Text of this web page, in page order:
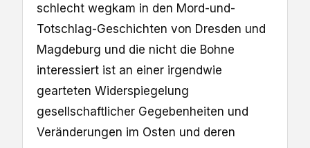
schlecht wegkam in den Mord-und-
Totschlag-Geschichten von Dresden und
Magdeburg und die nicht die Bohne
interessiert ist an einer irgendwie
gearteten Widerspiegelung
gesellschaftlicher Gegebenheiten und
Veränderungen im Osten und deren